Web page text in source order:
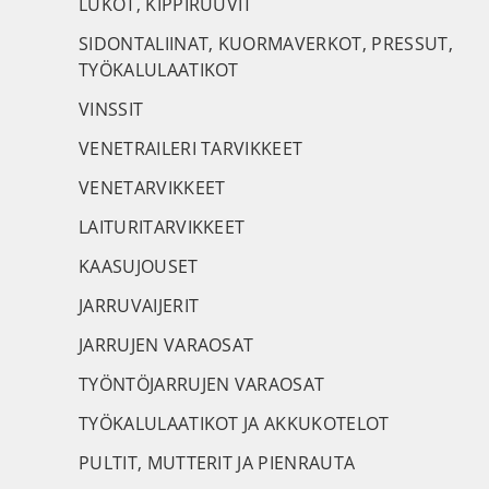
SIDONTALIINAT, KUORMAVERKOT, PRESSUT,
TYÖKALULAATIKOT
VINSSIT
VENETRAILERI TARVIKKEET
VENETARVIKKEET
LAITURITARVIKKEET
KAASUJOUSET
JARRUVAIJERIT
JARRUJEN VARAOSAT
TYÖNTÖJARRUJEN VARAOSAT
TYÖKALULAATIKOT JA AKKUKOTELOT
PULTIT, MUTTERIT JA PIENRAUTA